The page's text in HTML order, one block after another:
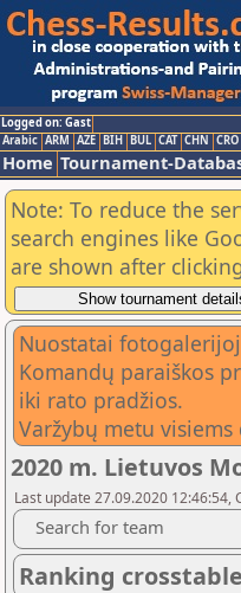
Logged on: Gast
Arabic ARM AZE BIH BUL CAT CHN CRO
Home Tournament-
Note: To reduce the
search engines like
are shown after
Nuostatai
Komandų paraiškos
iki rato pradžios.
Varžybų metu
2020 m. Lietuvos
Last update 27.09.2020 12:46:54,
Search for team
Ranking